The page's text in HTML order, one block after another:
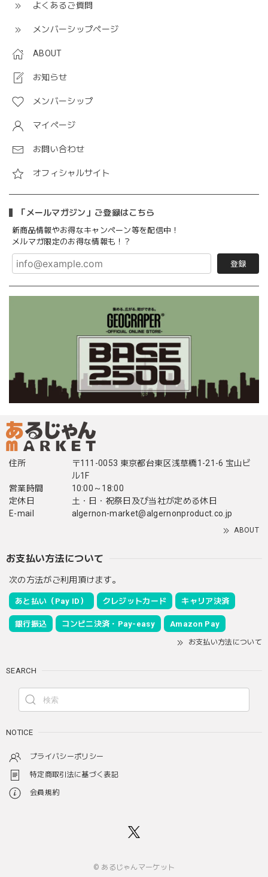
よくあるご質問
メンバーシップページ
ABOUT
お知らせ
メンバーシップ
マイページ
お問い合わせ
オフィシャルサイト
「メールマガジン」ご登録はこちら
新商品情報やお得なキャンペーン等を配信中！
メルマガ限定のお得な情報も！？
登録
住所
〒111-0053 東京都台東区浅草橋1-21-6 宝山ビ
ル1F
営業時間
10:00～18:00
定休日
土・日・祝祭日及び当社が定める休日
E-mail
algernon-market@algernonproduct.co.jp
ABOUT
お支払い方法について
次の方法がご利用頂けます。
あと払い（Pay ID） クレジットカード キャリア決済
銀行振込 コンビニ決済・Pay-easy Amazon Pay
お支払い方法について
SEARCH
NOTICE
プライバシーポリシー
特定商取引法に基づく表記
会員規約
© あるじゃんマーケット